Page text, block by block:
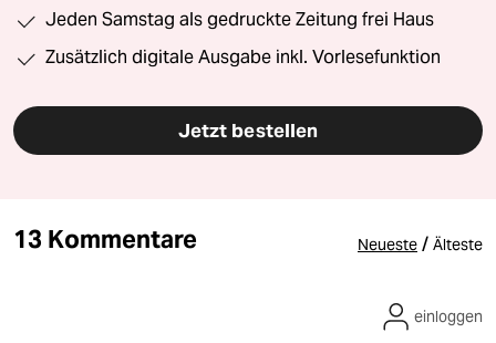
Jeden Samstag als gedruckte Zeitung frei Haus
Zusätzlich digitale Ausgabe inkl. Vorlesefunktion
Jetzt bestellen
13 Kommentare Neueste / Älteste
einloggen